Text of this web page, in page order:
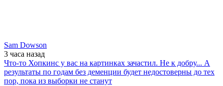
Sam Dowson
3 часа назад
Что-то Хопкинс у вас на картинках зачастил. Не к добру... А
результаты по годам без деменции будет недостоверны до тех
пор, пока из выборки не станут